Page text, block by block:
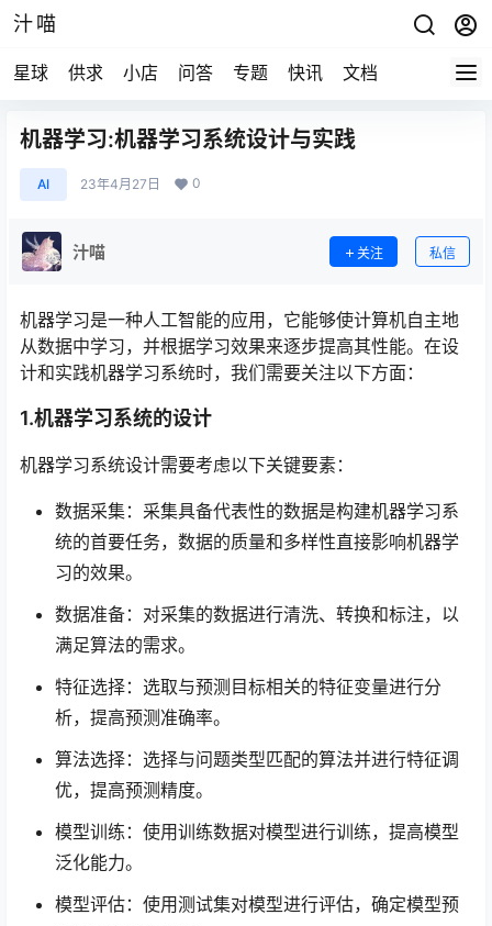
汁喵
星球 供求 小店 问答 专题 快讯 文档
机器学习:机器学习系统设计与实践
AI 23年4月27日 0
汁喵 关注 私信
机器学习是一种人工智能的应用，它能够使计算机自主地
从数据中学习，并根据学习效果来逐步提高其性能。在设
计和实践机器学习系统时，我们需要关注以下方面：
1.机器学习系统的设计
机器学习系统设计需要考虑以下关键要素：
数据采集：采集具备代表性的数据是构建机器学习系
统的首要任务，数据的质量和多样性直接影响机器学
习的效果。
数据准备：对采集的数据进行清洗、转换和标注，以
满足算法的需求。
特征选择：选取与预测目标相关的特征变量进行分
析，提高预测准确率。
算法选择：选择与问题类型匹配的算法并进行特征调
优，提高预测精度。
模型训练：使用训练数据对模型进行训练，提高模型
泛化能力。
模型评估：使用测试集对模型进行评估，确定模型预